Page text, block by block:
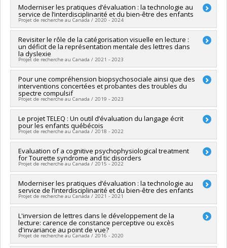
Chercheur principal :Bruno Gauthier
Co-chercheurs :Karim Jerbi,Sylvain Chartier ,Mariève
Blanchet
l'Enseignement supérieur, de la Recherche, de la Science et
de la Technologie
Programmes de subvention :
Moderniser les pratiques d’évaluation : la technologie au
service de l’interdisciplinarité et du bien-être des enfants
Projet de recherche au Canada / 2020 - 2024
Chercheur principal : Bruno Gauthier
Co-chercheurs :Isabelle Archambault,Tania Lecomte,Karim
Jerbi,Marie-Julie Béliveau
Sources de financement :Université de Montréal
Programmes de subvention :PVXXXXXX-FEI sans restriction
Revisiter le rôle de la catégorisation visuelle en lecture :
un déficit de la représentation mentale des lettres dans
la dyslexie
Projet de recherche au Canada / 2021 - 2023
Chercheur principal : Bruno Gauthier
Sources de financement : CRSH/Conseil de recherches en
sciences humaines du Canada
Programmes de subvention :PVX20020-Subvention
institutionnelle du CRSH - Subventions d'exploration
Pour une compréhension biopsychosociale ainsi que des
interventions concertées et probantes des troubles du
spectre compulsif
Projet de recherche au Canada / 2019 - 2023
Chercheur principal :Julie Leclerc
Co-chercheurs :Marc Lavoie, Bruno Gauthier
Marin
Québec - Société et culture (FQRSC)
Programmes de subvention : PVXXXXXX-(SE) Programme
Soutien aux équipes de recherche - Stade de développement
: Fonctionnement
Le projet TELEQ : Un outil d’évaluation du langage écrit
pour les enfants québécois
Projet de recherche au Canada / 2018 - 2022
Chercheur principal :Bruno Gauthier
Sources de financement :CRSH/Conseil de recherches en
sciences humaines du Canada
institutionnelle du CRSH - Subventions d'exploration
Evaluation of a cognitive psychophysiological treatment
for Tourette syndrome and tic disorders
Projet de recherche au Canada / 2015 - 2022
Chercheur principal :Kieron O'Connor, Pierre J. Blanchet
Co-chercheurs :Marc Lavoie,Bruno Gauthier,Julie Leclerc
Sources de financement :
Programmes de subvention :PVXX5647-(MOP) Subvention de
fonctionnement incluant les subventions de fonctionnement
programmatiques (général)
Moderniser les pratiques d’évaluation : la technologie au
service de l’interdisciplinarité et du bien-être des enfants
Projet de recherche au Canada / 2021 - 2021
Chercheur principal : Bruno Gauthier
Sources de financement :MITACS Inc.
Programmes de subvention :PVXXXXXX-Stage Accélération
Québec - MITACS
L'inversion de lettres dans le développement de la
lecture: carence de constance perceptive ou excès
d'invariance au point de vue?
Projet de recherche au Canada / 2016 - 2020